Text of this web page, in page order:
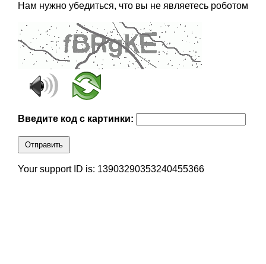
Нам нужно убедиться, что вы не являетесь роботом
Введите код с картинки:
Отправить
Your support ID is: 13903290353240455366